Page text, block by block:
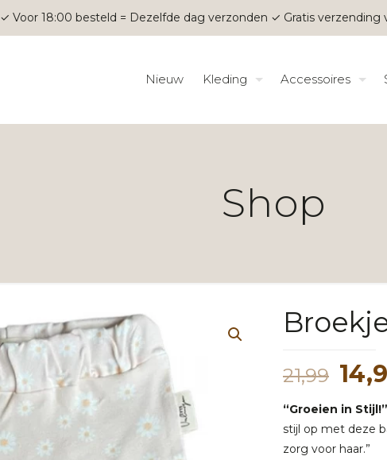
✓ Voor 18:00 besteld = Dezelfde dag verzonden ✓ Gratis
Nieuw Kleding Accessoires
Shop
21,99
prijs
“Groeien in Stijl!”
stijl op met deze
zorg voor haar.”